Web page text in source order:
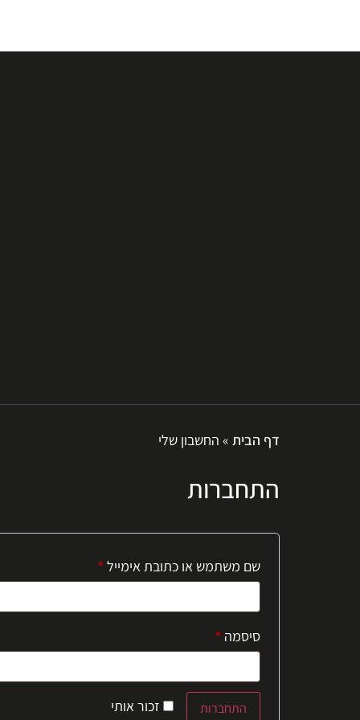
דף הבית » החשבון שלי
התחברות
שם משתמש או כתובת אימייל*
סיסמה *
זכור אותי התחברות